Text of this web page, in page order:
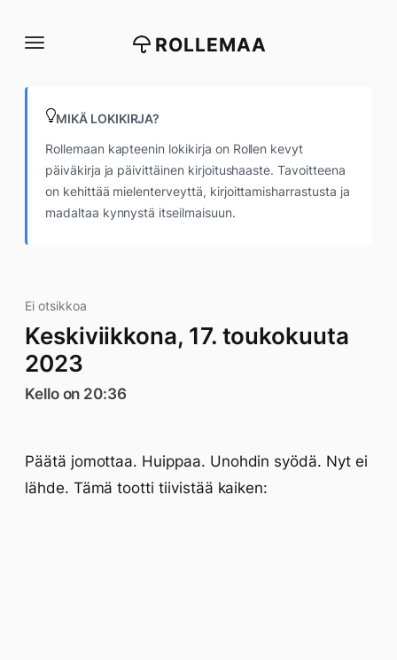
suoraan
ROLLEMAA
MIKÄ LOKIKIRJA?
Rollemaan kapteenin lokikirja on Rollen kevyt
päiväkirja ja päivittäinen kirjoitushaaste. Tavoitteena
on kehittää mielenterveyttä, kirjoittamisharrastusta ja
madaltaa kynnystä itseilmaisuun.
Ei otsikkoa
Keskiviikkona, 17. toukokuuta
2023
Kello on 20:36
Päätä jomottaa. Huippaa. Unohdin syödä. Nyt ei
lähde. Tämä tootti tiivistää kaiken: